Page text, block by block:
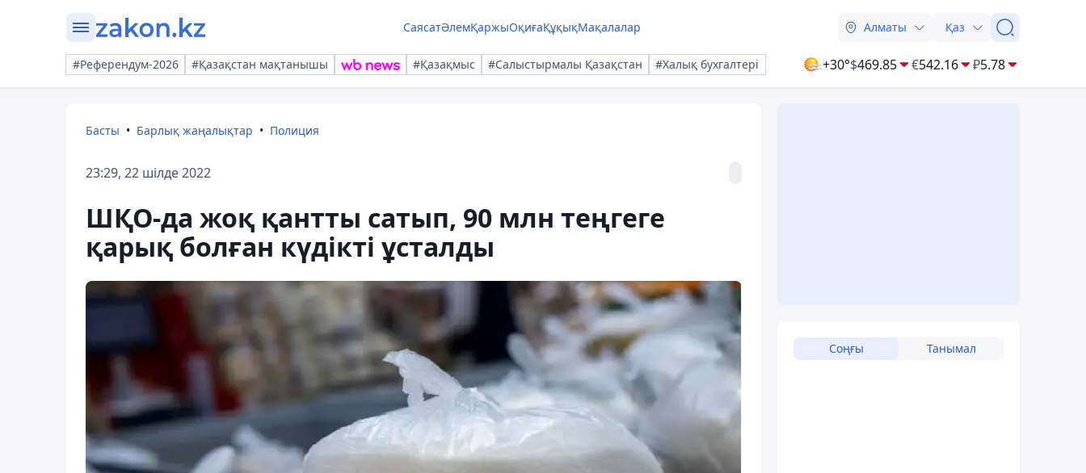
СаясатӘлемҚаржыОқиғаҚұқықМақалалар Алматы Қаз
#Референдум-2026 #Қазақстан мақтанышы #Қазақмыс #Салыстырмалы Қазақстан #Халық бухгалтері +30°$469.85 €542.16 ₽5.78
Басты Барлық жаңалықтар Полиция
23:29, 22 шілде 2022
ШҚО-да жоқ қантты сатып, 90 млн теңгеге
қарық болған күдікті ұсталды
Соңғы Танымал